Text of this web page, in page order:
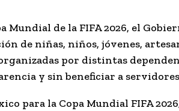
Mundial de la FIFA 2026, el
de niñas, niños, jóvenes,
por distintas
y sin beneficiar a
para la Copa Mundial FIFA